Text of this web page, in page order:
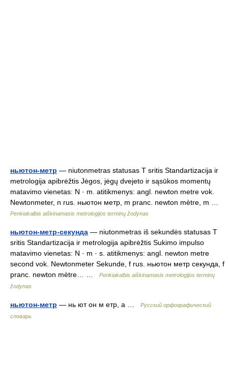
ньютон-метр — niutonmetras statusas T sritis Standartizacija ir
metrologija apibrėžtis Jėgos, jėgų dvejeto ir sąsūkos momentų
matavimo vienetas: N · m. atitikmenys: angl. newton metre vok.
Newtonmeter, n rus. ньютон метр, m pranc. newton mètre, m …
Penkiakalbis aiškinamasis metrologijos terminų žodynas
ньютон-метр-секунда — niutonmetras iš sekundės statusas T
sritis Standartizacija ir metrologija apibrėžtis Sukimo impulso
matavimo vienetas: N · m · s. atitikmenys: angl. newton metre
second vok. Newtonmeter Sekunde, f rus. ньютон метр секунда, f
pranc. newton mètre… …
Penkiakalbis aiškinamasis metrologijos terminų
žodynas
ньютон-метр — нь ют он м етр, а …
Русский орфографический
словарь